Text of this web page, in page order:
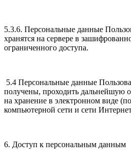
5.3.6. Персональные данные
хранятся на сервере в
ограниченного доступа.
5.4 Персональные данные
получены, проходить дальнейшую
на хранение в электронном виде
компьютерной сети и сети
6. Доступ к персональным данным